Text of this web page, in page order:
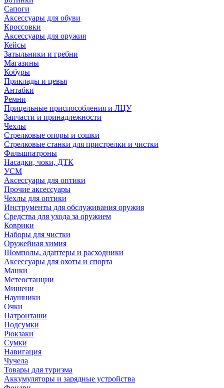
Сапоги
Аксессуары для обуви
Кроссовки
Аксессуары для оружия
Кейсы
Затыльники и гребни
Магазины
Кобуры
Приклады и цевья
Антабки
Ремни
Прицельные приспособления и ЛЦУ
Запчасти и принадлежности
Чехлы
Стрелковые опоры и сошки
Стрелковые станки для пристрелки и чистки
Фальшпатроны
Насадки, чоки, ДТК
УСМ
Аксессуары для оптики
Прочие аксессуары
Чехлы для оптики
Инструменты для обслуживания оружия
Средства для ухода за оружием
Коврики
Наборы для чистки
Оружейная химия
Шомполы, адаптеры и расходники
Аксессуары для охоты и спорта
Манки
Метеостанции
Мишени
Наушники
Очки
Патронташи
Подсумки
Рюкзаки
Сумки
Навигация
Чучела
Товары для туризма
Аккумуляторы и зарядные устройства